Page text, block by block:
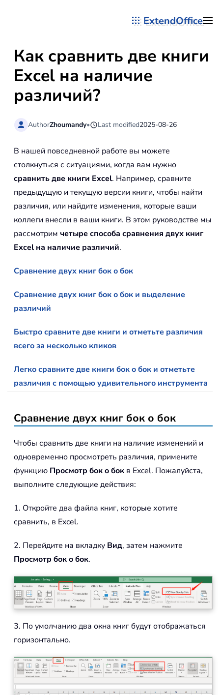
ExtendOffice
Как сравнить две книги
Excel на наличие
различий?
AuthorZhoumandy• Last modified2025-08-26
В нашей повседневной работе вы можете
столкнуться с ситуациями, когда вам нужно
сравнить две книги Excel. Например, сравните
предыдущую и текущую версии книги, чтобы найти
различия, или найдите изменения, которые ваши
коллеги внесли в ваши книги. В этом руководстве мы
рассмотрим четыре способа сравнения двух книг
Excel на наличие различий.
Сравнение двух книг бок о бок
Сравнение двух книг бок о бок и выделение
различий
Быстро сравните две книги и отметьте различия
всего за несколько кликов
Легко сравните две книги бок о бок и отметьте
различия с помощью удивительного инструмента
Сравнение двух книг бок о бок
Чтобы сравнить две книги на наличие изменений и
одновременно просмотреть различия, примените
функцию Просмотр бок о бок в Excel. Пожалуйста,
выполните следующие действия:
1. Откройте два файла книг, которые хотите
сравнить, в Excel.
2. Перейдите на вкладку Вид, затем нажмите
Просмотр бок о бок.
3. По умолчанию два окна книг будут отображаться
горизонтально.